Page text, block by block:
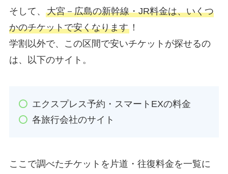
そして、 大宮－広島の新幹線・JR料金は、いくつ
かのチケットで安くなります！
学割以外で、この区間で安いチケットが探せるの
は、以下のサイト。
エクスプレス予約・スマートEXの料金
各旅行会社のサイト
ここで調べたチケットを片道・往復料金を一覧に